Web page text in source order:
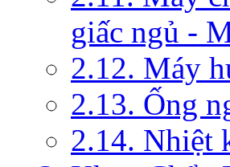
giấc ngủ -
2.12. Máy
2.13. Ống
2.14. Nhiệt